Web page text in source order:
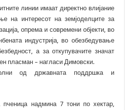
линии имаат директно влијание
на интересот на земјоделците за
опрема и современи објекти, во
индустрија, во обезбедување
а за откупувачите значат
пласман – нагласи Димовски.
од државната поддршка и
надмина 7 тони по хектар,